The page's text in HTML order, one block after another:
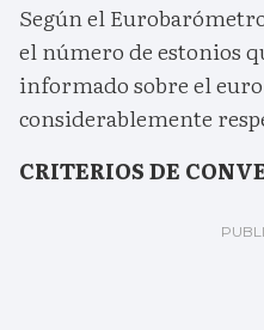
Según el
el número de estonios
informado sobre el
considerablemente
CRITERIOS DE